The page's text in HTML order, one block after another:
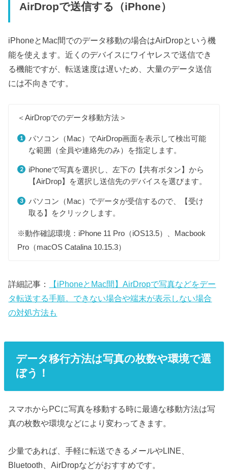
AirDropで送信する（iPhone）
iPhoneとMac間でのデータ移動の場合はAirDropという機
能を使えます。近くのデバイスにワイヤレスで送信でき
る機能ですが、転送速度は遅いため、大量のデータ送信
には不向きです。
＜AirDropでのデータ移動方法＞
パソコン（Mac）でAirDrop画面を表示して検出可能
な範囲（全員や連絡先のみ）を指定します。
iPhoneで写真を選択し、左下の【共有ボタン】から
【AirDrop】を選択し送信先のデバイスを選びます。
パソコン（Mac）でデータが受信するので、【受け
取る】をクリックします。
※動作確認環境：iPhone 11 Pro（iOS13.5）、Macbook
Pro（macOS Catalina 10.15.3）
詳細記事：
【iPhoneとMac間】AirDropで写真などをデー
タ転送する手順。できない場合や端末が表示しない場合
の対処方法も
データ移行方法は写真の枚数や環境で選
ぼう！
スマホからPCに写真を移動する時に最適な移動方法は写
真の枚数や環境などにより変わってきます。
少量であれば、手軽に転送できるメールやLINE、
Bluetooth、AirDropなどがおすすめです。